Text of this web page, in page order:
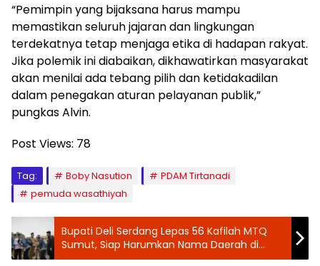
“Pemimpin yang bijaksana harus mampu
memastikan seluruh jajaran dan lingkungan
terdekatnya tetap menjaga etika di hadapan rakyat.
Jika polemik ini diabaikan, dikhawatirkan masyarakat
akan menilai ada tebang pilih dan ketidakadilan
dalam penegakan aturan pelayanan publik,”
pungkas Alvin.
Post Views: 78
Tag: Boby Nasution
PDAM Tirtanadi
pemuda wasathiyah
‎Bupati Deli Serdang Lepas 56 Kafilah MTQ
Sumut, Siap Harumkan Nama Daerah di
Ajang Bergengsi